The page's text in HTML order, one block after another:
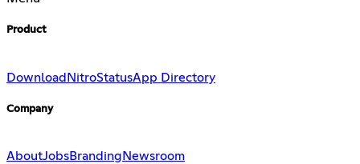
Product
DownloadNitroStatusApp Directory
Company
AboutJobsBranding Newsroom